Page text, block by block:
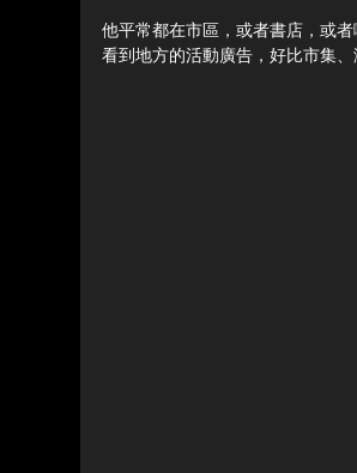
他平常都在市區，或者書店，或
看到地方的活動廣告，好比市集